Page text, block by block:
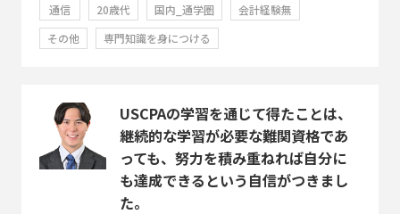
通信 20歳代 国内_通学圏
会計経験無
その他
専門知識を身につける
USCPAの学習を通じて得たことは、
継続的な学習が必要な難関資格であ
っても、努力を積み重ねれば自分に
も達成できるという自信がつきまし
た。